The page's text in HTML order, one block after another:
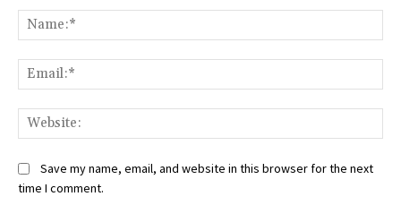
Save my name, email, and website in this browser for the next
time I comment.